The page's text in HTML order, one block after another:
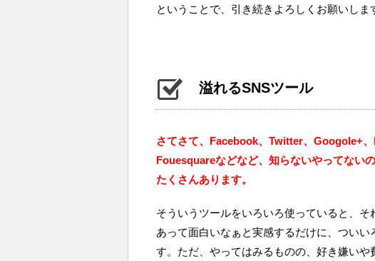
ということで、引き続きよろしくお願いしま
溢れるSNSツール
さてさて、Facebook、Twitter、Googole+
Fouesquareなどなど、知らないやってない
たくさんあります。
そういうツールをいろいろ使っていると、
あって面白いなぁと実感するだけに、つい
す。ただ、やってはみるものの、好き嫌い